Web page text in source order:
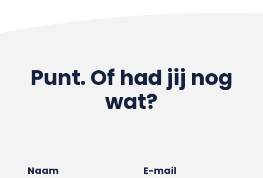
Punt. Of had jij nog
wat?
Naam E-mail